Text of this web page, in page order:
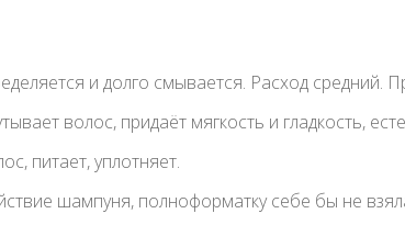
и долго смывается. Расход средний.
волос, придаёт мягкость и гладкость,
питает, уплотняет.
шампуня, полноформатку себе бы не